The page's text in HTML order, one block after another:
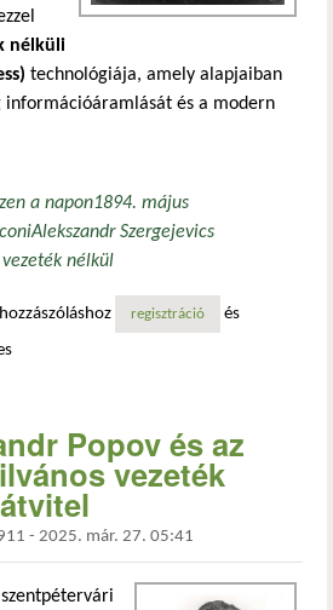
nélküli
technológiája, amely alapjaiban
és a modern
a napon1894. május
Alekszandr Szergejevics
nélkül
nélküli világ kezdete: marconi és a
regisztráció és
Popov és az
vezeték
- 2025. már. 27. 05:41